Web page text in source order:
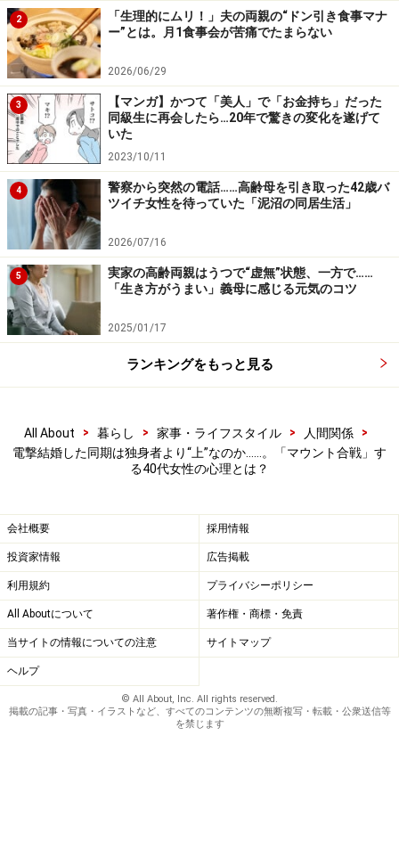
「ミチコから相談を受けました。カヤが冷たい……って。
そんなふうには見えないけどと言ったら、『やっぱり彼
女は私が結婚したのが癪にさわってるんだと思う。私の
プライベートが充実しているのが嫌なんじゃないかな』
と。いや、それはそっくりミチコの心情じゃないのと言
ったら、彼女、不機嫌になっちゃって」
ミチコさんは、自分と過ごす時間が減ったことをカヤさ
んに嘆いてほしかったのかもしれない。結婚したこと
で、むしろ孤独感を覚えているのはミチコさんの方なの
だろう。カヤさんは自由になって楽しく羽ばたいている
のだから。
「それまではよく二人そろって旅行もしていたけど、カ
ヤは一人旅をするようになった。それもまた楽しいみた
同士の方が気楽でいい』とぶつぶつ言っていました。確
かに慣れ親しんだ女友達との旅行の方が、熟年新婚旅行
友達同士でなぜマウントをとりあうのか
そのうちミチコさんがカヤさんとの関係について愚痴を
こぼすことも増えていった。
「カヤって、老後どうするつもりなんだろうね、最後は
一人で死んでいくつもりなんだろうかと言い出して。そ
んなことはカヤの勝手だし、あなたが心配するようなこ
とじゃないでしょとたしなめておきました。自分が結婚
2
「生理的にムリ！」夫の両親の“ドン引き食事マナ
ー”とは。月1食事会が苦痛でたまらない
2026/06/29
3
【マンガ】かつて「美人」で「お金持ち」だった
同級生に再会したら…20年で驚きの変化を遂げて
いた
2023/10/11
4
警察から突然の電話……高齢母を引き取った42歳バ
ツイチ女性を待っていた「泥沼の同居生活」
2026/07/16
5
実家の高齢両親はうつで“虚無”状態、一方で……
「生き方がうまい」義母に感じる元気のコツ
2025/01/17
ランキングをもっと見る
All About > 暮らし > 家事・ライフスタイル > 人間関係
>
電撃結婚した同期は独身者より“上”なのか……。「マウント合戦」す
る40代女性の心理とは？
会社概要 採用情報
投資家情報 広告掲載
利用規約 プライバシーポリシー
All Aboutについて 著作権・商標・免責
当サイトの情報についての注意 サイトマップ
ヘルプ
© All About, Inc. All rights reserved.
掲載の記事・写真・イラストなど、すべてのコンテンツの無断複写・転載・公衆送信等
を禁じます